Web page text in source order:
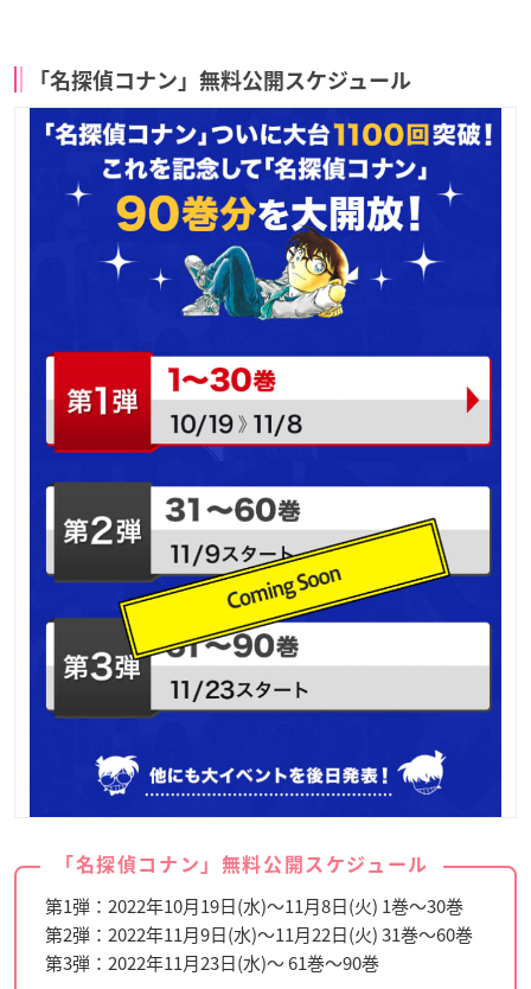
「名探偵コナン」無料公開スケジュール
「名探偵コナン」無料公開スケジュール
第1弾：2022年10月19日(水)〜11月8日(火) 1巻〜30巻
第2弾：2022年11月9日(水)〜11月22日(火) 31巻〜60巻
第3弾：2022年11月23日(水)〜 61巻〜90巻